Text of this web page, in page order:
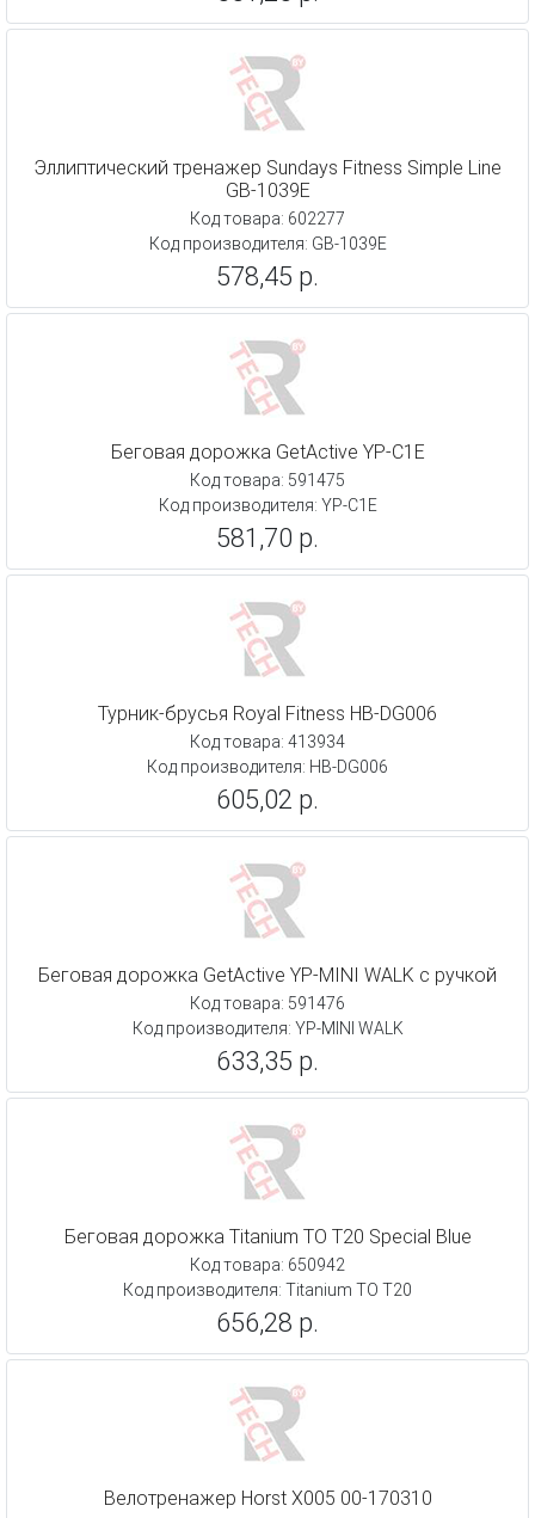
Эллиптический тренажер Sundays Fitness Simple Line
GB-1039E
Код товара: 602277
Код производителя: GB-1039E
578,45 р.
Беговая дорожка GetActive YP-C1E
Код товара: 591475
Код производителя: YP-C1E
581,70 р.
Турник-брусья Royal Fitness HB-DG006
Код товара: 413934
Код производителя: HB-DG006
605,02 р.
Беговая дорожка GetActive YP-MINI WALK с ручкой
Код товара: 591476
Код производителя: YP-MINI WALK
633,35 р.
Беговая дорожка Titanium TO T20 Special Blue
Код товара: 650942
Код производителя: Titanium TO T20
656,28 р.
Велотренажер Horst X005 00-170310